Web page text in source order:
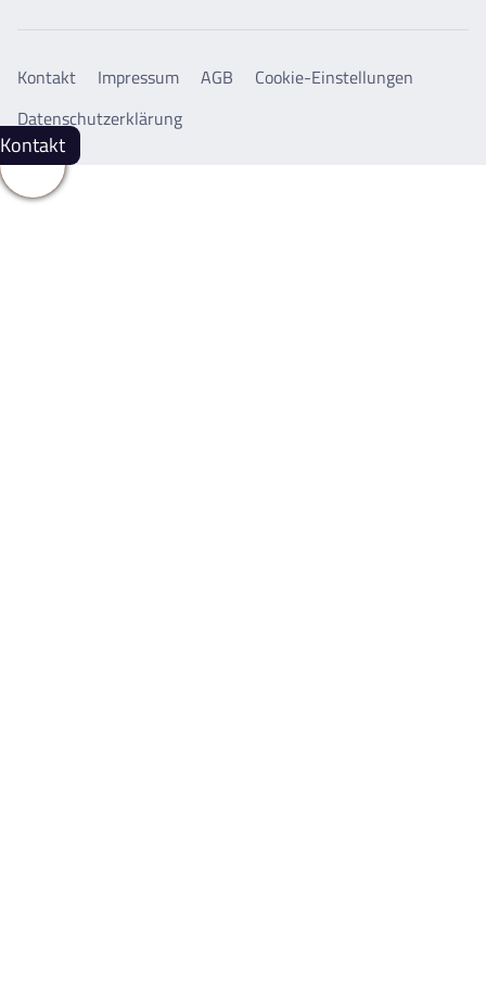
Kontakt Impressum AGB
Cookie-Einstellungen
Datenschutzerklärung
Teilen
Whatsapp
Facebook
snapchat
Kontakt
Telefon
email
Whatsapp